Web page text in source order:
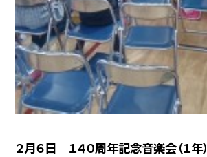
２月６日 １４０周年記念音楽会（１年）